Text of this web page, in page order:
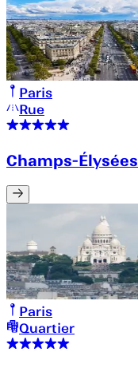
Paris
Rue
Champs-Élysées
Paris
Quartier